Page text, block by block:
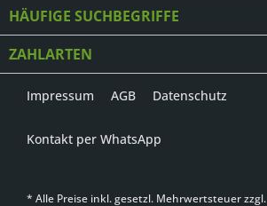
HÄUFIGE SUCHBEGRIFFE
ZAHLARTEN
Impressum AGB Datenschutz
Kontakt per WhatsApp
* Alle Preise inkl. gesetzl. Mehrwertsteuer zzgl.